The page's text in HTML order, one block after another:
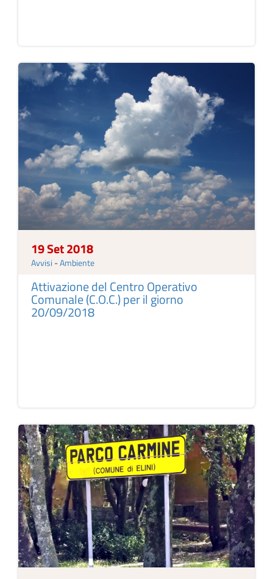
19 Set 2018
Avvisi -Ambiente
Attivazione del Centro Operativo
Comunale (C.O.C.) per il giorno
20/09/2018